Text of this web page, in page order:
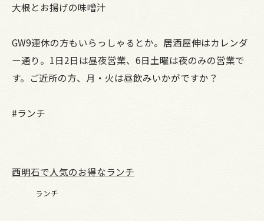
大根とお揚げの味噌汁
GW9連休の方もいらっしゃるとか。居酒屋伸はカレンダ
ー通り。1日2日は昼夜営業、6日土曜は夜のみの営業で
す。ご近所の方、月・火は昼飲みいかがですか？
#ランチ
西明石で人気のお得なランチ
ランチ